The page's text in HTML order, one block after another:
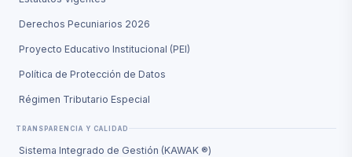
Derechos Pecuniarios 2026
Proyecto Educativo Institucional (PEI)
Política de Protección de Datos
Régimen Tributario Especial
TRANSPARENCIA Y CALIDAD
Sistema Integrado de Gestión (KAWAK ®)